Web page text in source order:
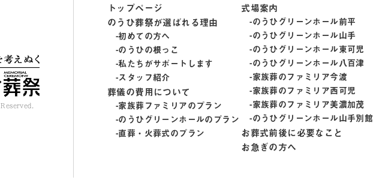
トップページ
のうひ葬祭が選ばれる理由
初めての方へ
のうひの根っこ
私たちがサポートします
スタッフ紹介
葬儀の費用について
家族葬ファミリアのプラン
のうひグリーンホールのプラン
直葬・火葬式のプラン
式場案内
のうひグリーンホール前平
のうひグリーンホール山手
のうひグリーンホール東可児
のうひグリーンホール八百津
家族葬のファミリア今渡
家族葬のファミリア西可児
家族葬のファミリア美濃加茂
のうひグリーンホール山手別館
お葬式前後に必要なこと
お急ぎの方へ